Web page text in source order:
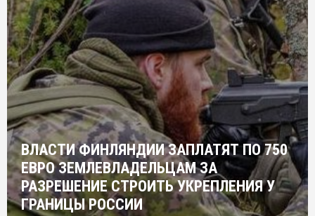
ВЛАСТИ ФИНЛЯНДИИ ЗАПЛАТЯТ ПО 750
ЕВРО ЗЕМЛЕВЛАДЕЛЬЦАМ ЗА
РАЗРЕШЕНИЕ СТРОИТЬ УКРЕПЛЕНИЯ У
ГРАНИЦЫ РОССИИ